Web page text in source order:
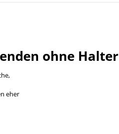
ohne Halter
eher